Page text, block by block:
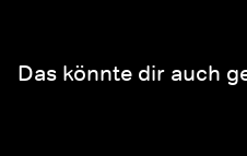
Das könnte dir auch